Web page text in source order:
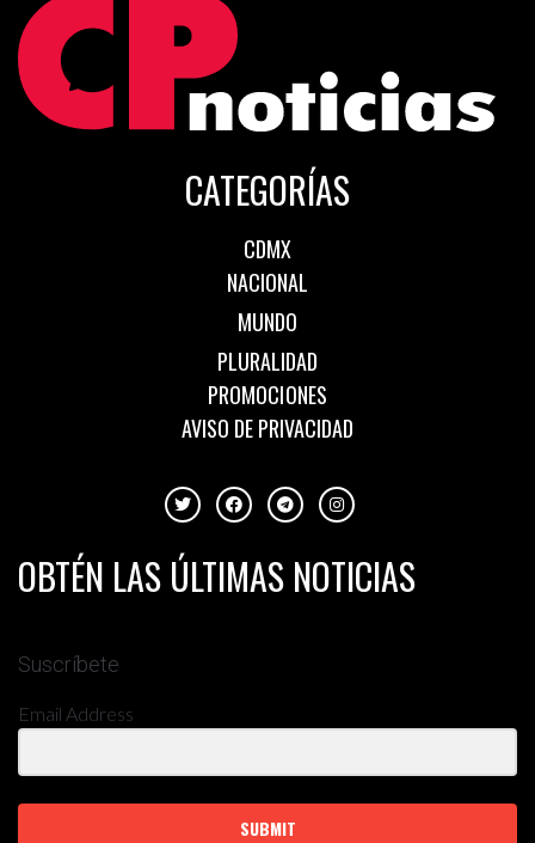
CATEGORÍAS
CDMX
NACIONAL
MUNDO
PLURALIDAD
PROMOCIONES
AVISO DE PRIVACIDAD
OBTÉN LAS ÚLTIMAS NOTICIAS
Suscríbete
Email Address
SUBMIT